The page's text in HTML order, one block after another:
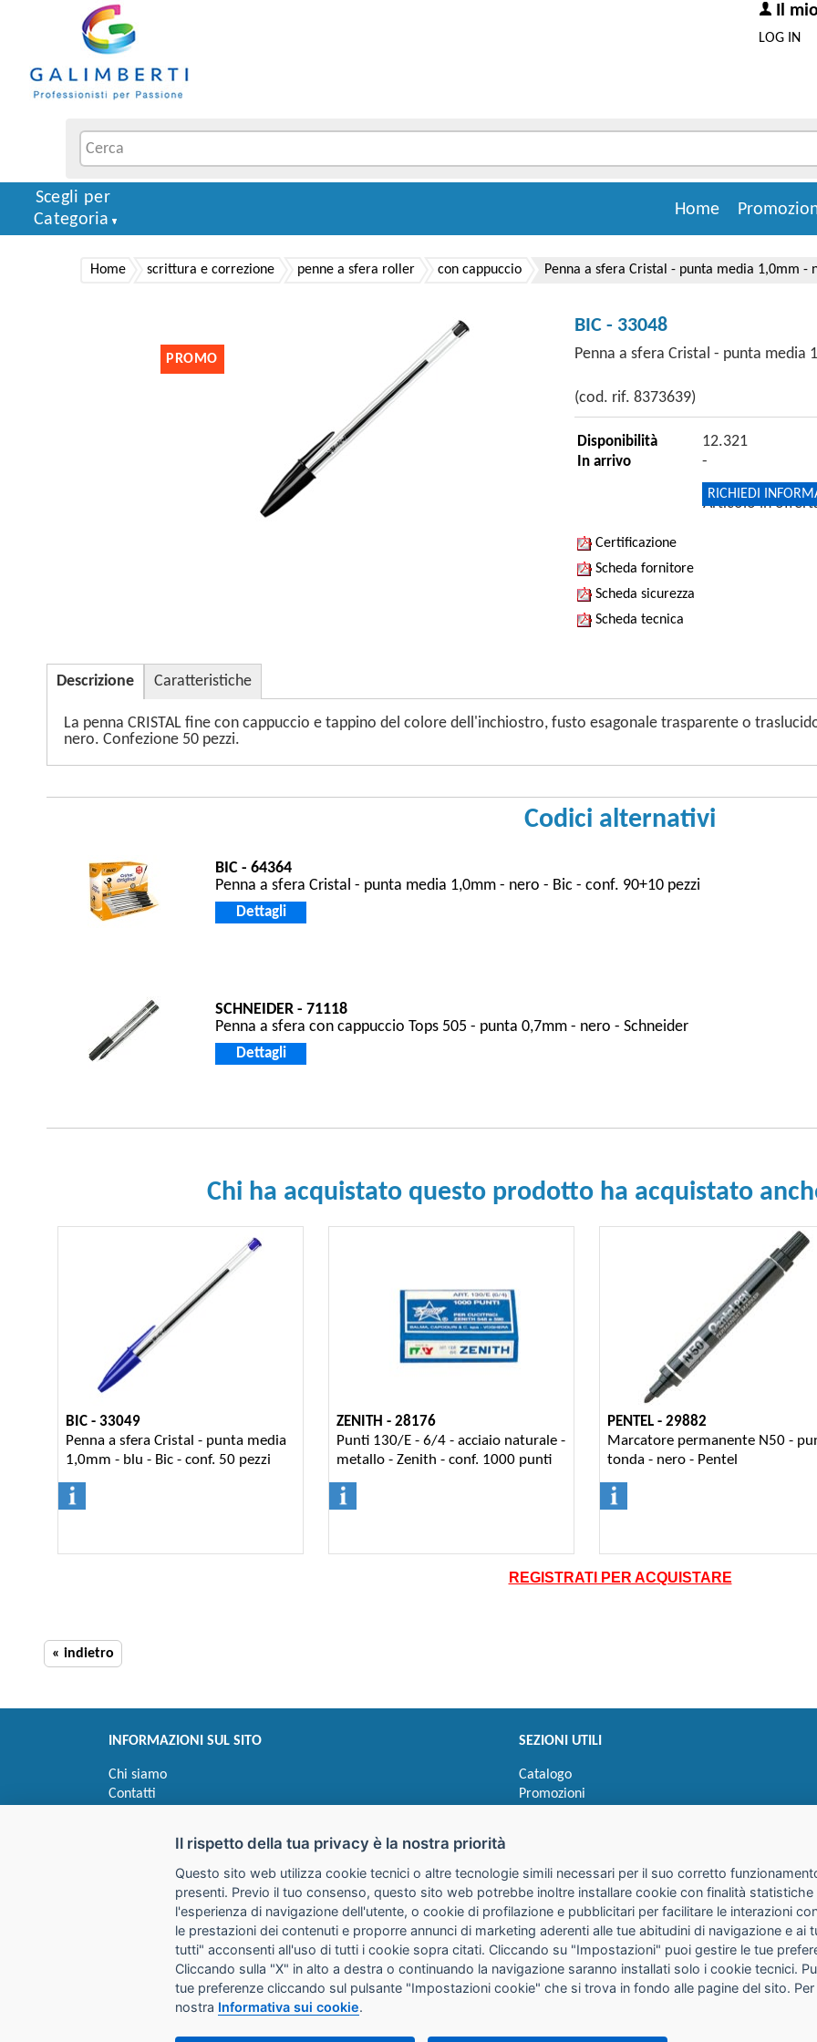
Il
LOG IN
Home
Scegli per
Categoria
Home scrittura e correzione penne a sfera roller con cappuccio Penna a sfera Cristal - punta media 1,0mm -
PROMO
BIC - 33048
Penna a sfera Cristal - punta media
(cod. rif. 8373639)
Disponibilità 12.321
In arrivo -
RICHIEDI
Articolo in
Certificazione
Scheda fornitore
Scheda sicurezza
Scheda tecnica
Descrizione Caratteristiche
La penna CRISTAL fine con cappuccio e tappino del colore dell'inchiostro, fusto esagonale trasparente o
nero. Confezione 50 pezzi.
Codici alternativi
BIC - 64364
Penna a sfera Cristal - punta media 1,0mm - nero - Bic - conf. 90+10 pezzi
Dettagli
SCHNEIDER - 71118
Penna a sfera con cappuccio Tops 505 - punta 0,7mm - nero - Schneider
Dettagli
Chi ha acquistato questo prodotto ha acquistato
BIC - 33049
Penna a sfera Cristal - punta media
1,0mm - blu - Bic - conf. 50 pezzi
ZENITH - 28176
Punti 130/E - 6/4 - acciaio naturale -
metallo - Zenith - conf. 1000 punti
PENTEL - 29882
Marcatore permanente N50 -
tonda - nero - Pentel
REGISTRATI PER ACQUISTARE
« indietro
INFORMAZIONI SUL SITO
Chi siamo
Contatti
Impostazioni cookie
SEZIONI UTILI
Catalogo
Promozioni
I prezzi indicati si intendono IVA esclusa
GALIMBERTI S.r.L.
Via Giovanni Quarena 220/A 25085 Gavardo (BS)
Il rispetto della tua privacy è la nostra priorità
Questo sito web utilizza cookie tecnici o altre tecnologie simili necessari per il suo corretto
presenti. Previo il tuo consenso, questo sito web potrebbe inoltre installare cookie con finalità
l'esperienza di navigazione dell'utente, o cookie di profilazione e pubblicitari per facilitare le interazioni
le prestazioni dei contenuti e proporre annunci di marketing aderenti alle tue abitudini di navigazione e ai
tutti" acconsenti all'uso di tutti i cookie sopra citati. Cliccando su "Impostazioni" puoi gestire le tue
Cliccando sulla "X" in alto a destra o continuando la navigazione saranno installati solo i cookie tecnici.
tue preferenze cliccando sul pulsante "Impostazioni cookie" che si trova in fondo alle pagine del sito.
nostra Informativa sui cookie.